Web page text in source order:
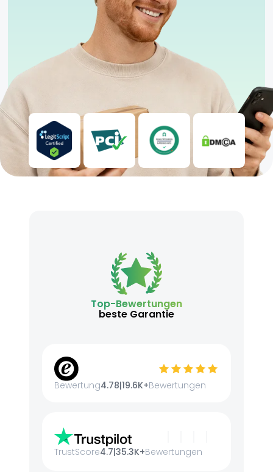
Top-Bewertungen
beste Garantie
Bewertung4.78|19.6K+Bewertungen
TrustScore4.7|35.3K+Bewertungen